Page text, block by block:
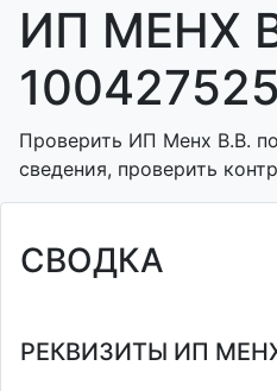
ИП МЕНХ
100427525
Проверить ИП Менх В.В.
сведения, проверить
СВОДКА
РЕКВИЗИТЫ ИП